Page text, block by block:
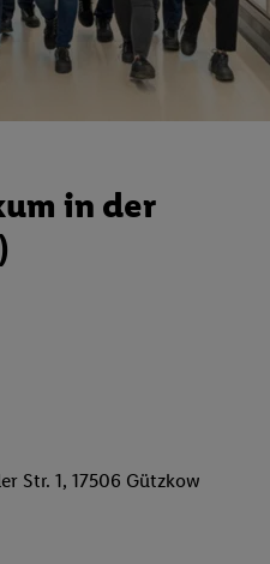
in der
Str. 1, 17506 Gützkow